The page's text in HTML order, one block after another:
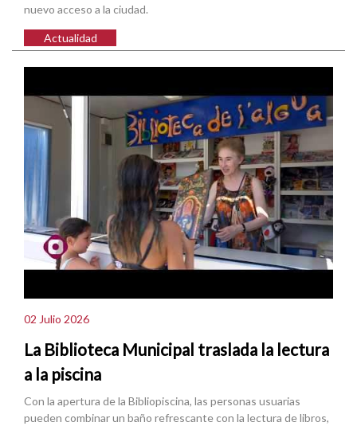
nuevo acceso a la ciudad.
Actualidad
02 Julio 2026
La Biblioteca Municipal traslada la lectura
a la piscina
Con la apertura de la Bibliopiscina, las personas usuarias
pueden combinar un baño refrescante con la lectura de libros,